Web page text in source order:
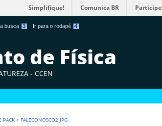
busca 3 Ir para o rodapé 4
Simplifique! Comunica BR Participe
de Física
- CCEN
PACK > FALECONOSCO2.JPG